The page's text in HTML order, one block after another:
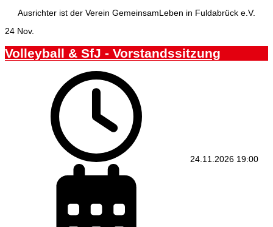
Ausrichter ist der Verein GemeinsamLeben in Fuldabrück e.V.
24 Nov.
Volleyball & SfJ - Vorstandssitzung
24.11.2026 19:00